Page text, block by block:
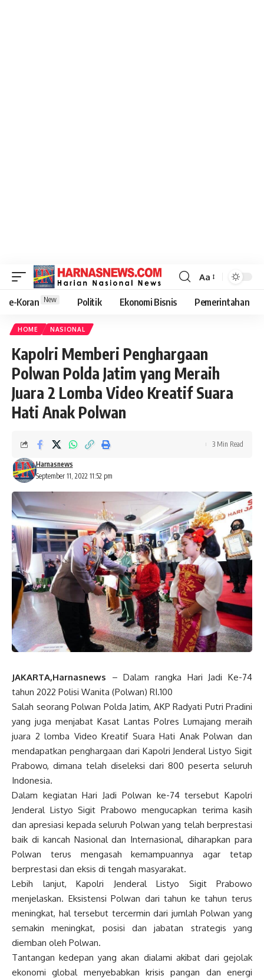
Aa
e-Koran New Politik Ekonomi Bisnis Pemerintahan
HOME NASIONAL
Kapolri Memberi Penghargaan
Polwan Polda Jatim yang Meraih
Juara 2 Lomba Video Kreatif Suara
Hati Anak Polwan
September 11, 2022 11:52 pm
Harnasnews
3 Min Read
JAKARTA,Harnasnews – Dalam rangka Hari Jadi Ke-74
tahun 2022 Polisi Wanita (Polwan) RI.100
Salah seorang Polwan Polda Jatim, AKP Radyati Putri Pradini
yang juga menjabat Kasat Lantas Polres Lumajang meraih
juara 2 lomba Video Kreatif Suara Hati Anak Polwan dan
mendapatkan penghargaan dari Kapolri Jenderal Listyo Sigit
Prabowo, dimana telah diseleksi dari 800 peserta seluruh
Indonesia.
Dalam kegiatan Hari Jadi Polwan ke-74 tersebut Kapolri
Jenderal Listyo Sigit Prabowo mengucapkan terima kasih
dan apresiasi kepada seluruh Polwan yang telah berprestasi
baik di kancah Nasional dan Internasional, diharapkan para
Polwan terus mengasah kemampuannya agar tetap
berprestasi dan eksis di tengah masyarakat.
Lebih lanjut, Kapolri Jenderal Listyo Sigit Prabowo
menjelaskan. Eksistensi Polwan dari tahun ke tahun terus
meningkat, hal tersebut tercermin dari jumlah Polwan yang
semakin meningkat, posisi dan jabatan strategis yang
diemban oleh Polwan.
Tantangan kedepan yang akan dialami akibat dari gejolak
ekonomi global menyebabkan krisis pangan dan energi